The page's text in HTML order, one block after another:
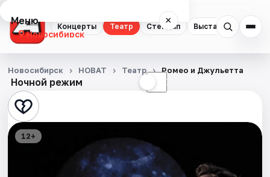
Концерты Театр Стендап Выставки
Меню ×
Новосибирск
Концерты
Театр
Стендап
Ночной режим ☾
Новосибирск НОВАТ Театр Ромео и Джульетта
12+